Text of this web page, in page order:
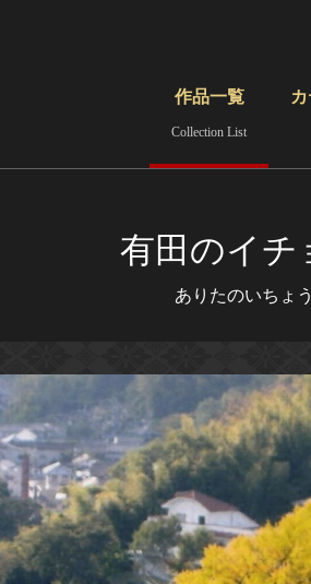
さらに詳細検索
作品一覧
Collection List
有田のイチ
ありたのいちょう